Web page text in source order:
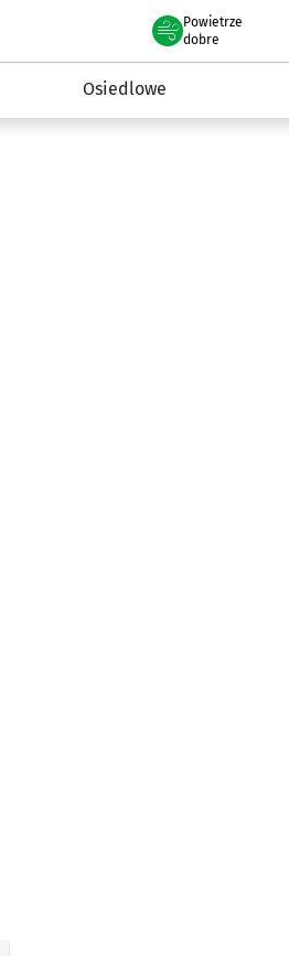
2019-2032
Powietrze
we Wrocławiu
dobre
Osiedlowe